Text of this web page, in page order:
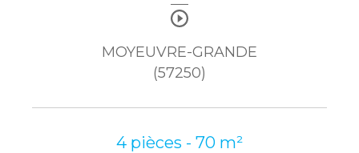
MOYEUVRE-GRANDE
(57250)
4 pièces - 70 m²